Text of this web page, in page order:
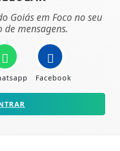
Goiás em Foco no seu
mensagens.
Facebook